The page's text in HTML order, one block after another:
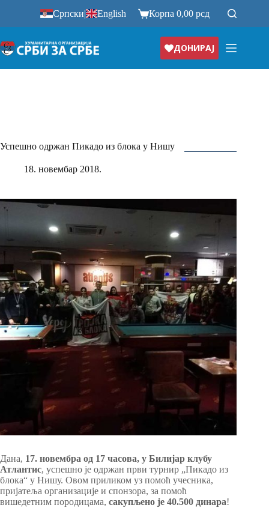
Српски| English Корпа0,00рсд
ДОНИРАЈ
Успешно одржан Пикадо из блока у Нишу
18. новембар 2018.
Дана, 17. новембра од 17 часова, у Билијар клубу
Атлантис, успешно је одржан први турнир „Пикадо из
блока“ у Нишу. Овом приликом уз помоћ учесника,
пријатеља организације и спонзора, за помоћ
вишедетним породицама, сакупљено је 40.500 динара!